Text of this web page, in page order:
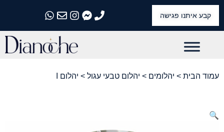
קבע איתנו פגישה
התקשרו אלינו
התקשרו אלינו
התקשרו אלינו
התקשרו אלינו
התקשרו אלינו
עמוד הבית > יהלומים > יהלום טבעי עגול > יהלום I
🔍